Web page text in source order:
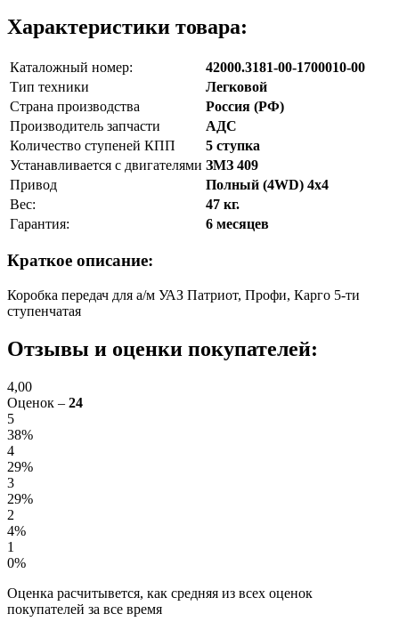
Характеристики товара:
Каталожный номер:
42000.3181-00-1700010-00
Тип техники
Легковой
Страна производства
Россия (РФ)
Производитель запчасти
АДС
Количество ступеней КПП
5 ступка
Устанавливается с двигателями ЗМЗ 409
Привод
Полный (4WD) 4х4
Вес:
47 кг.
Гарантия:
6 месяцев
Краткое описание:
Коробка передач для а/м УАЗ Патриот, Профи, Карго 5-ти
ступенчатая
Отзывы и оценки покупателей:
4,00
Оценок – 24
5
38%
4
29%
3
29%
2
4%
1
0%
Оценка расчитывется, как средняя из всех оценок
покупателей за все время